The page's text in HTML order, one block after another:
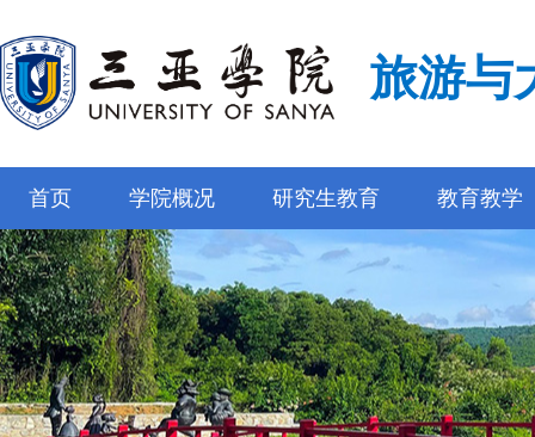
旅游与
首页 学院概况 研究生教育 教育教学